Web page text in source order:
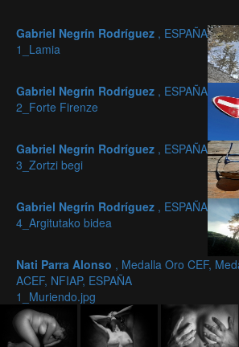
Gabriel Negrín Rodríguez , ESPAÑA
1_Lamia
Gabriel Negrín Rodríguez , ESPAÑA
2_Forte Firenze
Gabriel Negrín Rodríguez , ESPAÑA
3_Zortzi begi
Gabriel Negrín Rodríguez , ESPAÑA
4_Argitutako bidea
Nati Parra Alonso , Medalla Oro CEF,
ACEF, NFIAP, ESPAÑA
1_Muriendo.jpg